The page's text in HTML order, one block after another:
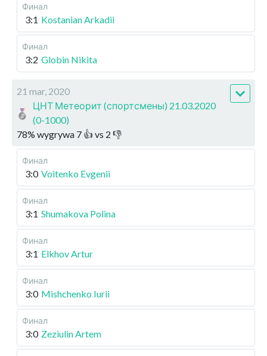
Финал
3:1 Kostanian Arkadii
Финал
3:2 Globin Nikita
21 mar, 2020
ЦНТ Метеорит (спортсмены) 21.03.2020
(0-1000)
78% wygrywa 7 👍 vs 2 👎
Финал
3:0 Voitenko Evgenii
Финал
3:1 Shumakova Polina
Финал
3:1 Elkhov Artur
Финал
3:0 Mishchenko Iurii
Финал
3:0 Zeziulin Artem